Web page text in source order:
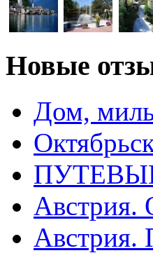
Новые
Дом,
Австрия.
Австрия.